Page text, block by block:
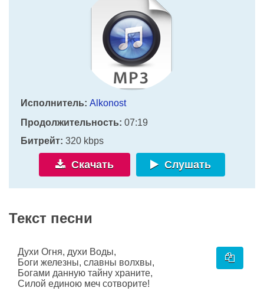
Исполнитель: Alkonost
Продолжительность: 07:19
Битрейт: 320 kbps
Скачать Слушать
Текст песни
Духи Огня, духи Воды,
Боги железны, славны волхвы,
Богами данную тайну храните,
Силой единою меч сотворите!